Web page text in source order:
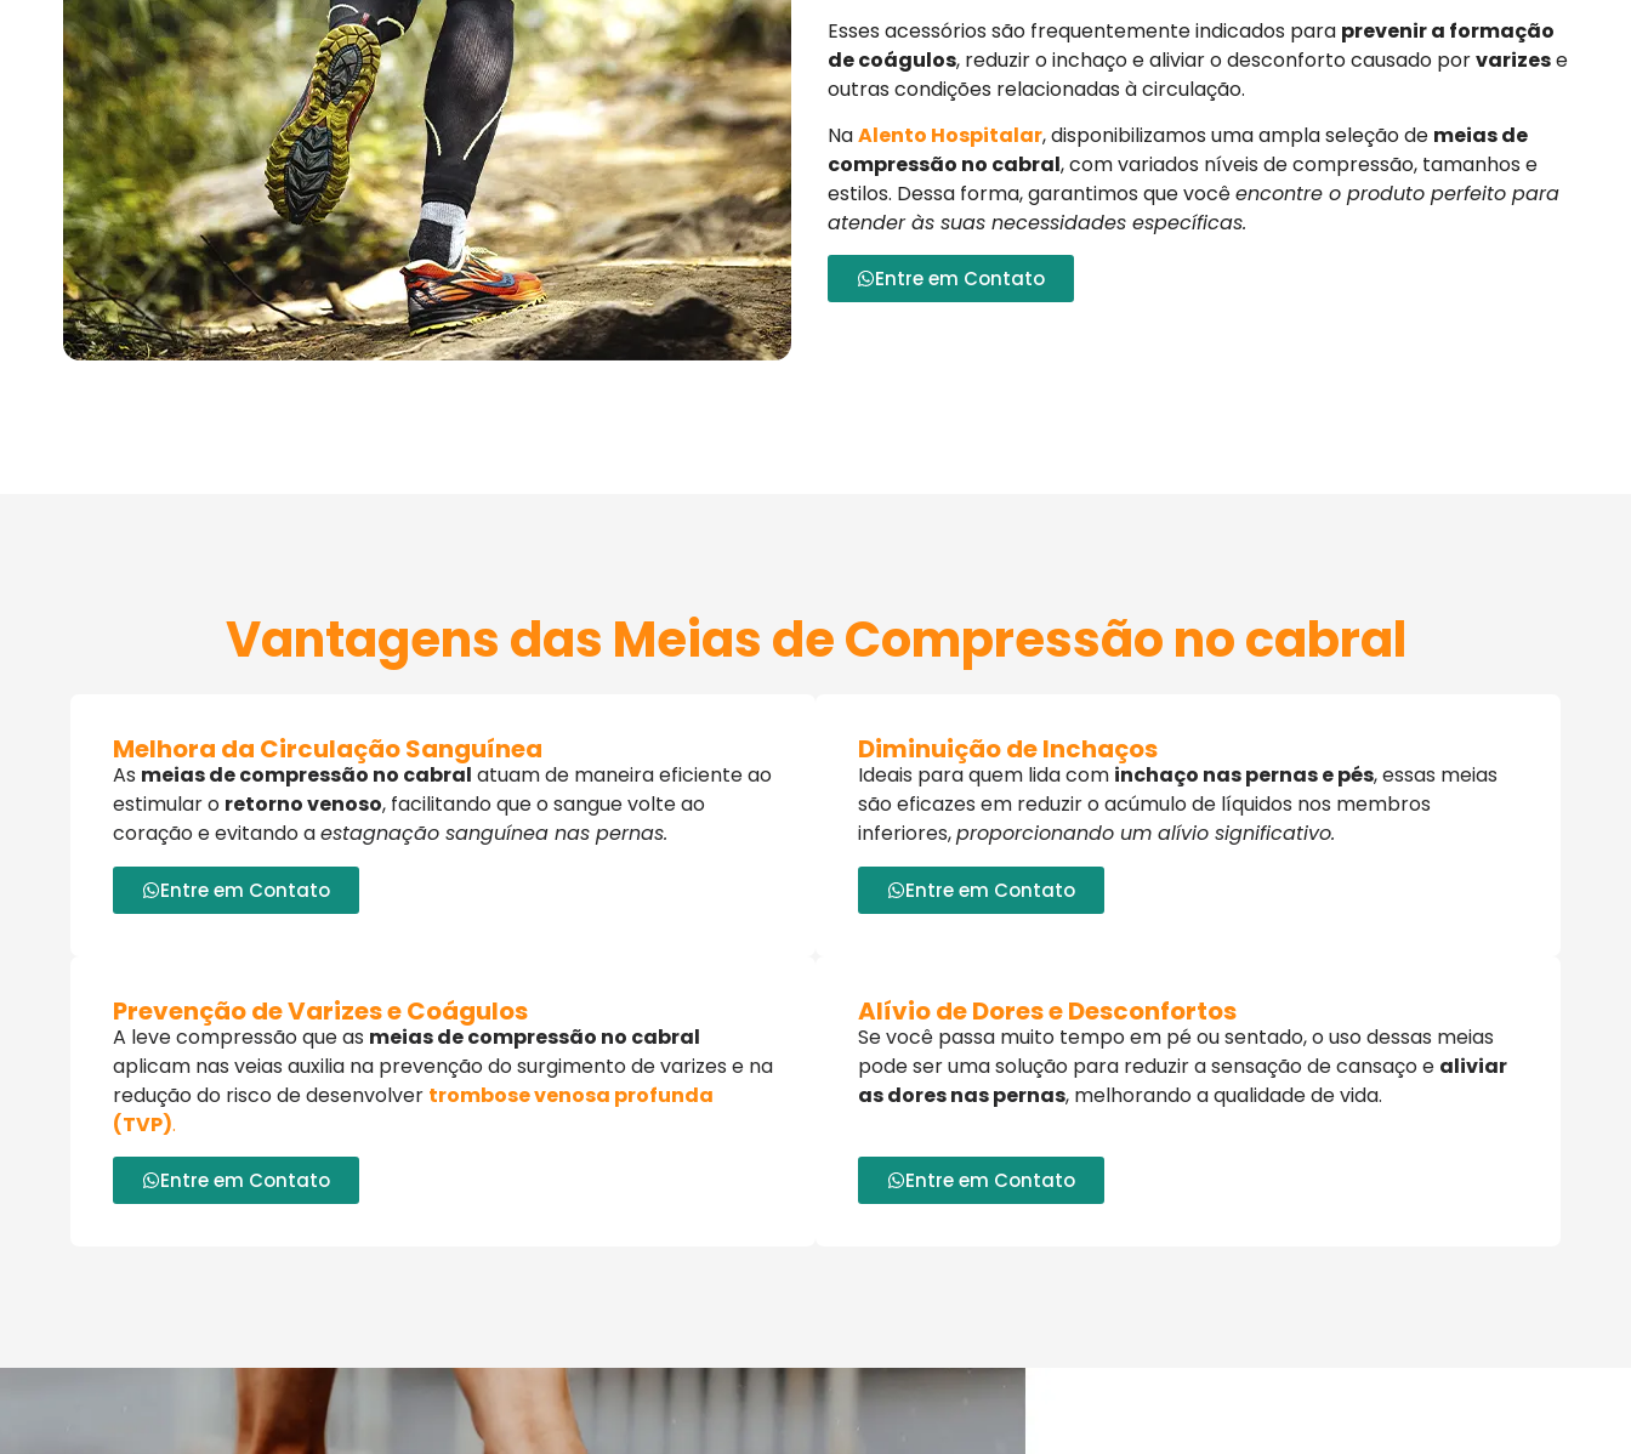
Esses acessórios são frequentemente indicados para prevenir a formação
de coágulos, reduzir o inchaço e aliviar o desconforto causado porvarizese
outras condições relacionadas à circulação.
NaAlento Hospitalar, disponibilizamos uma ampla seleção de meias de
compressão no cabral, com variados níveis de compressão, tamanhos e
estilos. Dessa forma, garantimos que vocêencontre o produto perfeito para
atender às suas necessidades específicas.
Entre em Contato
Vantagens das Meias de Compressão no cabral
Melhora da Circulação Sanguínea
As meias de compressão no cabral atuam de maneira eficiente ao
estimular o retorno venoso, facilitando que o sangue volte ao
coração e evitando aestagnação sanguínea nas pernas.
Entre em Contato
Diminuição de Inchaços
Ideais para quem lida com inchaço nas pernas e pés, essas meias
são eficazes em reduzir o acúmulo de líquidos nos membros
inferiores,proporcionando um alívio significativo.
Entre em Contato
Prevenção de Varizes e Coágulos
A leve compressão que as meias de compressão no cabral
aplicam nas veias auxilia na prevenção do surgimento de varizes e na
redução do risco de desenvolver trombose venosa profunda
(TVP).
Entre em Contato
Alívio de Dores e Desconfortos
Se você passa muito tempo em pé ou sentado, o uso dessas meias
pode ser uma solução para reduzir a sensação de cansaço e aliviar
as dores nas pernas, melhorando a qualidade de vida.
Entre em Contato